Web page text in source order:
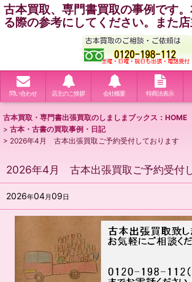
古本買取、専門書買取の事例です
る際の参考にしてください。また
問い合わせ 店主のご挨拶 会社概要 特商法表示
古本買取・専門書出張買取のしましまブックス：HOME
> 古本・古書の買取事例・日記
> 2026年4月 古本出張買取ご予約受付しております
2026年4月 古本出張買取ご予約受付
2026年04月09日